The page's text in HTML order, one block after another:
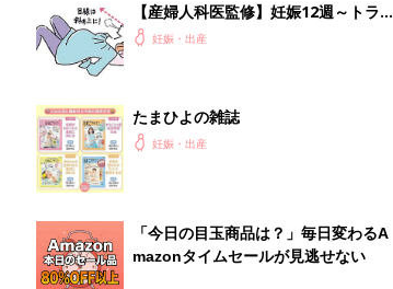
【産婦人科医監修】妊娠12週～トライ
★ソフロロジー出産から学ぶ、お産に
妊娠・出産
たまひよの雑誌
妊娠・出産
「今日の目玉商品は？」毎日変わるA
mazonタイムセールが見逃せない